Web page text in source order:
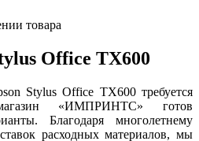
товара
Office TX600
Stylus Office TX600 требуется
«ИМПРИНТС» готов
Благодаря многолетнему
расходных материалов, мы